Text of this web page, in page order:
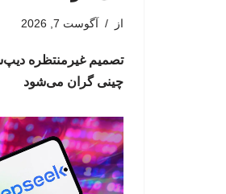
از آگوست 7, 2026
تصمیم غیرمنتظره
چینی گران می‌شود